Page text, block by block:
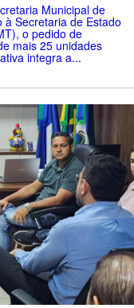
Municipal de
Secretaria de Estado
o pedido de
mais 25 unidades
integra a...